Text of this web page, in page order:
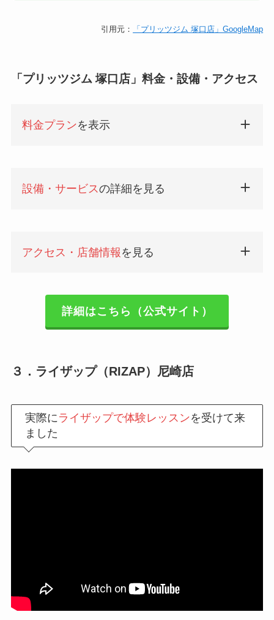
引用元： 「プリッツジム 塚口店」GoogleMap
「プリッツジム 塚口店」料金・設備・アクセス
料金プランを表示
設備・サービスの詳細を見る
アクセス・店舗情報 を見る
詳細はこちら（公式サイト）
３．ライザップ（RIZAP）尼崎店
実際に ライザップで体験レッスンを受けて来
ました